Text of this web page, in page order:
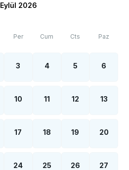
Eylül 2026
Per Cum Cts Paz
3 4 5 6
10 11 12 13
17 18 19 20
24 25 26 27